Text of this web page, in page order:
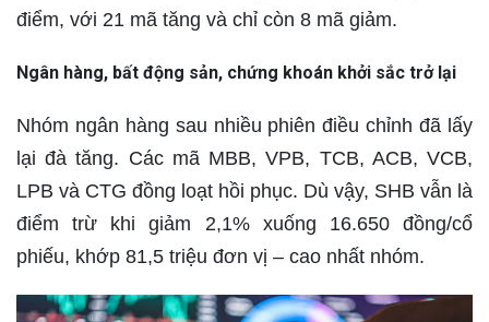
điểm, với 21 mã tăng và chỉ còn 8 mã giảm.
Ngân hàng, bất động sản, chứng khoán khởi sắc trở lại
Nhóm ngân hàng sau nhiều phiên điều chỉnh đã lấy
lại đà tăng. Các mã MBB, VPB, TCB, ACB, VCB,
LPB và CTG đồng loạt hồi phục. Dù vậy, SHB vẫn là
điểm trừ khi giảm 2,1% xuống 16.650 đồng/cổ
phiếu, khớp 81,5 triệu đơn vị – cao nhất nhóm.